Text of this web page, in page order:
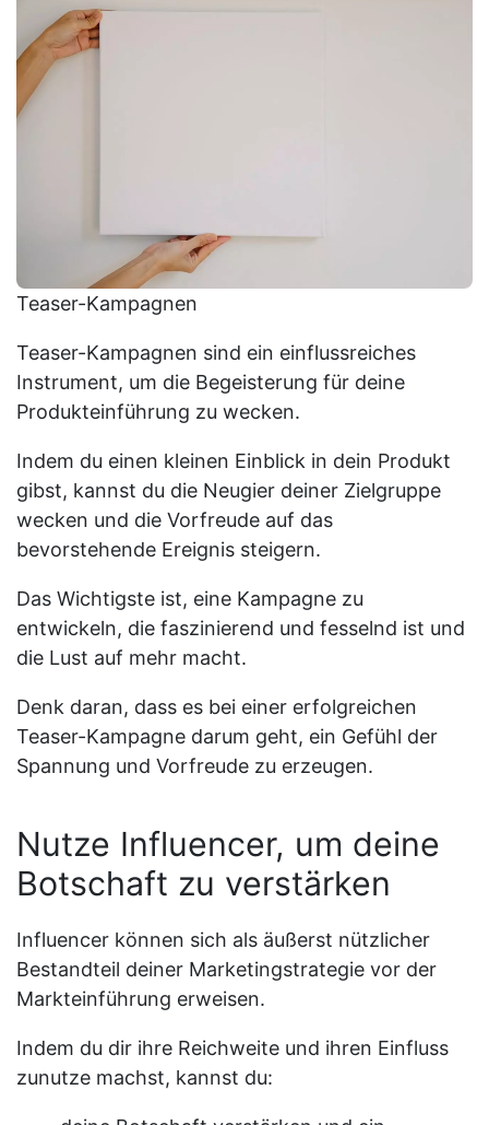
Teaser-Kampagnen
Teaser-Kampagnen sind ein einflussreiches
Instrument, um die Begeisterung für deine
Produkteinführung zu wecken.
Indem du einen kleinen Einblick in dein Produkt
gibst, kannst du die Neugier deiner Zielgruppe
wecken und die Vorfreude auf das
bevorstehende Ereignis steigern.
Das Wichtigste ist, eine Kampagne zu
entwickeln, die faszinierend und fesselnd ist und
die Lust auf mehr macht.
Denk daran, dass es bei einer erfolgreichen
Teaser-Kampagne darum geht, ein Gefühl der
Spannung und Vorfreude zu erzeugen.
Nutze Influencer, um deine
Botschaft zu verstärken
Influencer können sich als äußerst nützlicher
Bestandteil deiner Marketingstrategie vor der
Markteinführung erweisen.
Indem du dir ihre Reichweite und ihren Einfluss
zunutze machst, kannst du: